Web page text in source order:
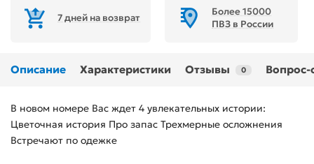
7 дней на возврат
Более 15000
ПВЗ в России
Описание Характеристики Отзывы 0 Вопрос-
В новом номере Вас ждет 4 увлекательных истории:
Цветочная история Про запас Трехмерные осложнения
Встречают по одежке